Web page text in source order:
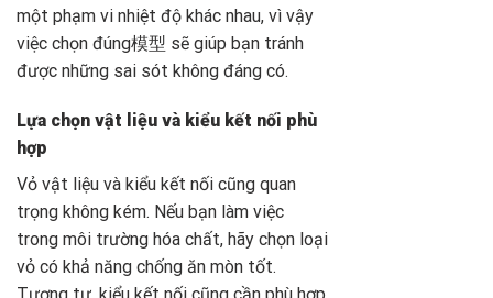
một phạm vi nhiệt độ khác nhau, vì vậy
việc chọn đúng模型 sẽ giúp bạn tránh
được những sai sót không đáng có.
Lựa chọn vật liệu và kiểu kết nối phù
hợp
Vỏ vật liệu và kiểu kết nối cũng quan
trọng không kém. Nếu bạn làm việc
trong môi trường hóa chất, hãy chọn loại
vỏ có khả năng chống ăn mòn tốt.